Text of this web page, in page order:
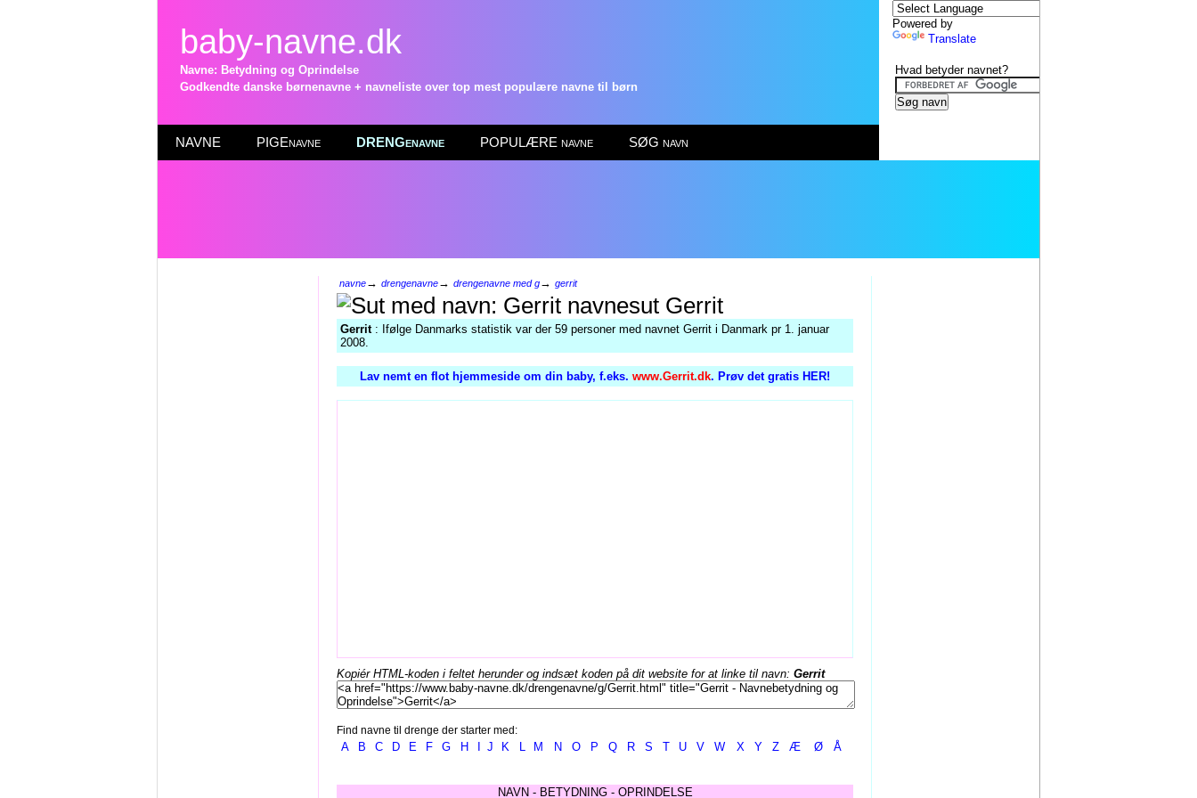
baby-navne.dk
Navne: Betydning og Oprindelse
Godkendte danske børnenavne + navneliste over top mest populære navne til børn
NAVNE PIGEnavne DRENGenavne POPULÆRE navne SØG navn
navne→ drengenavne→ drengenavne med g→ gerrit
Gerrit
Gerrit: Ifølge Danmarks statistik var der 59 personer med navnet Gerrit i Danmark pr 1. januar
2008.
Lav nemt en flot hjemmeside om din baby, f.eks. www.Gerrit.dk. Prøv det gratis HER!
Kopiér HTML-koden i feltet herunder og indsæt koden på dit website for at linke til navn: Gerrit
Find navne til drenge der starter med:
A B C D E F G H J K L M N O P Q R S T U V W X Y Z Æ Ø Å
NAVN - BETYDNING - OPRINDELSE
Powered by
Translate
Hvad betyder navnet?